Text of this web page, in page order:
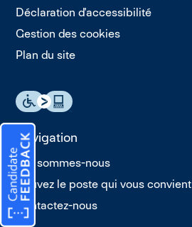
Déclaration d'accessibilité
Gestion des cookies
Plan du site
Navigation
Qui sommes-nous
Trouvez le poste qui vous convient
Contactez-nous